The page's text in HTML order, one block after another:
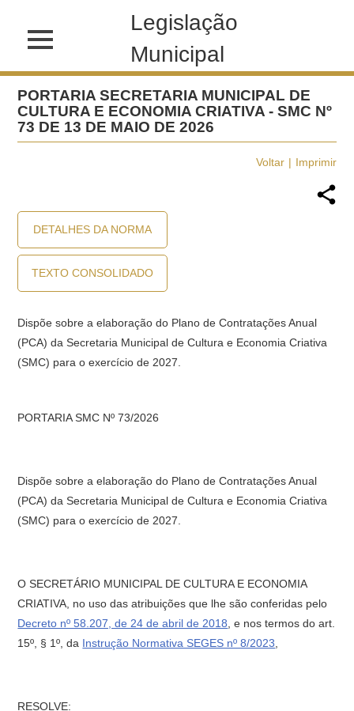
Legislação
Municipal
PORTARIA SECRETARIA MUNICIPAL DE
CULTURA E ECONOMIA CRIATIVA - SMC Nº
73 DE 13 DE MAIO DE 2026
Voltar Imprimir
DETALHES DA NORMA
TEXTO CONSOLIDADO
Dispõe sobre a elaboração do Plano de Contratações Anual
(PCA) da Secretaria Municipal de Cultura e Economia Criativa
(SMC) para o exercício de 2027.
PORTARIA SMC Nº 73/2026
Dispõe sobre a elaboração do Plano de Contratações Anual
(PCA) da Secretaria Municipal de Cultura e Economia Criativa
(SMC) para o exercício de 2027.
O SECRETÁRIO MUNICIPAL DE CULTURA E ECONOMIA
CRIATIVA, no uso das atribuições que lhe são conferidas pelo
Decreto nº 58.207, de 24 de abril de 2018 , e nos termos do art.
15º, § 1º, da Instrução Normativa SEGES nº 8/2023
RESOLVE: